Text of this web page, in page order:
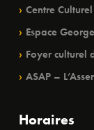
Centre
Espace
Foyer culturel
ASAP –
Horaires